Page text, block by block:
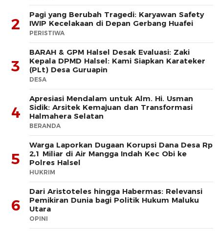
2
Pagi yang Berubah Tragedi: Karyawan Safety
IWIP Kecelakaan di Depan Gerbang Huafei
PERISTIWA
3
BARAH & GPM Halsel Desak Evaluasi: Zaki
Kepala DPMD Halsel: Kami Siapkan Karateker
(PLt) Desa Guruapin
DESA
4
Apresiasi Mendalam untuk Alm. Hi. Usman
Sidik: Arsitek Kemajuan dan Transformasi
Halmahera Selatan
BERANDA
5
Warga Laporkan Dugaan Korupsi Dana Desa Rp
2,1 Miliar di Air Mangga Indah Kec Obi ke
Polres Halsel
HUKRIM
6
Dari Aristoteles hingga Habermas: Relevansi
Pemikiran Dunia bagi Politik Hukum Maluku
Utara
OPINI